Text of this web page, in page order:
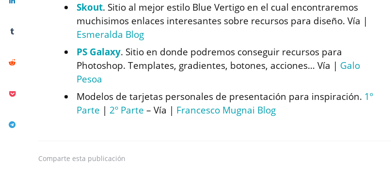
Skout. Sitio al mejor estilo Blue Vertigo en el cual encontraremos
muchisimos enlaces interesantes sobre recursos para diseño. Vía |
Esmeralda Blog
PS Galaxy. Sitio en donde podremos conseguir recursos para
Photoshop. Templates, gradientes, botones, acciones… Vía | Galo
Pesoa
Modelos de tarjetas personales de presentación para inspiración. 1º
Parte | 2º Parte – Vía | Francesco Mugnai Blog
Comparte esta publicación